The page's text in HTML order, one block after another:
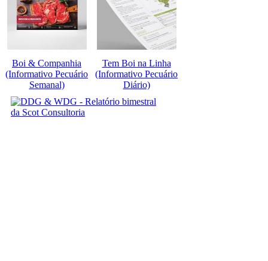
Boi & Companhia
(Informativo Pecuário
Semanal)
Tem Boi na Linha
(Informativo Pecuário
Diário)